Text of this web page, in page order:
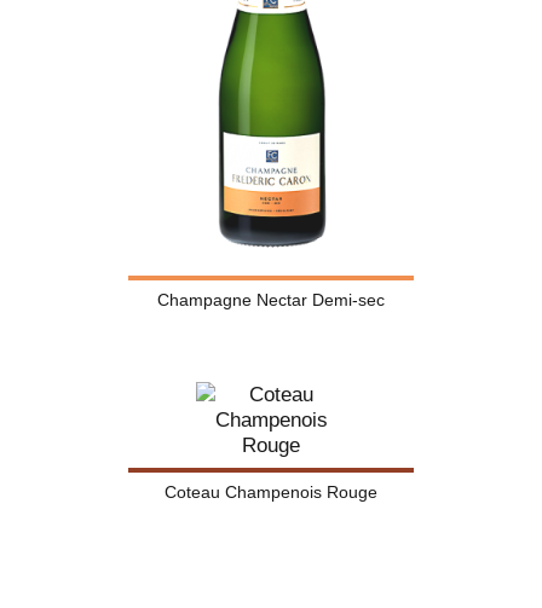
Champagne Nectar Demi-sec
Coteau Champenois Rouge